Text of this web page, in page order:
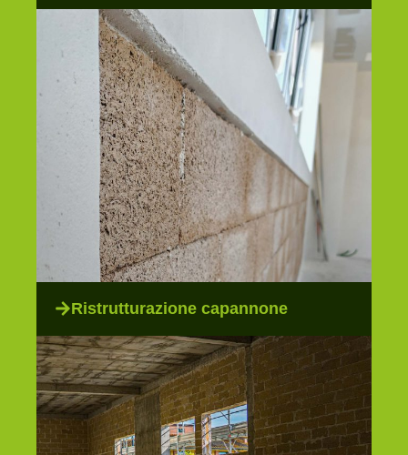
Ristrutturazione capannone